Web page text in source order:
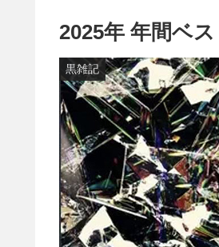
2025年 年間ベ
黒雑記